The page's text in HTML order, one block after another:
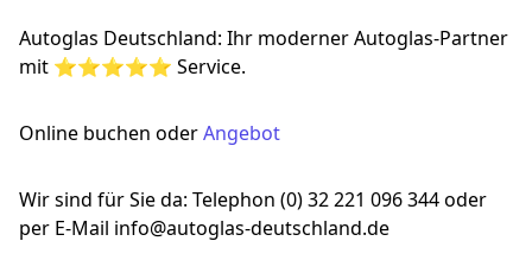
Autoglas Deutschland: Ihr moderner Autoglas-Partner
mit ⭐⭐⭐⭐⭐ Service.
Online buchen oderAngebot
Wir sind für Sie da: Telephon (0) 32 221 096 344 oder
per E-Mail info@autoglas-deutschland.de